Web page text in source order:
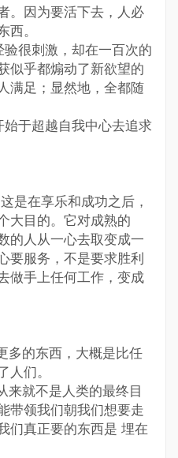
。因为要活下去，人必
西。
很刺激，却在一百次的
似乎都煽动了新欲望的
满足；显然地，全都随
于超越自我中心去追求
是在享乐和成功之后，
大目的。它对成熟的
的人从一心去取变成一
要服务，不是要求胜利
做手上任何工作，变成
的东西，大概是比任
人们。
就不是人类的最终目
带领我们朝我们想要走
们真正要的东西是 埋在